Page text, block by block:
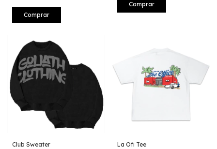
Comprar
Comprar
Club Sweater La Ofi Tee